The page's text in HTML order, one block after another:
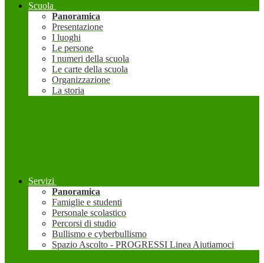
Scuola
Panoramica
Presentazione
I luoghi
Le persone
I numeri della scuola
Le carte della scuola
Organizzazione
La storia
Servizi
Panoramica
Famiglie e studenti
Personale scolastico
Percorsi di studio
Bullismo e cyberbullismo
Spazio Ascolto - PROGRESSI Linea Aiutiamoci